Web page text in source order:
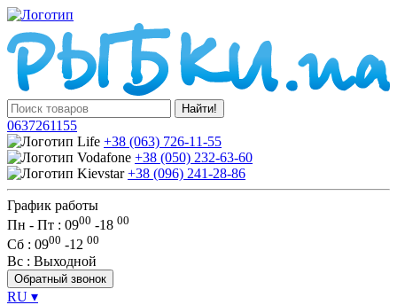
Найти!
0637261155
+38 (063) 726-11-55
+38 (050) 232-63-60
+38 (096) 241-28-86
График работы
Пн - Пт : 0900 -18 00
Сб : 0900 -12 00
Вс : Выходной
Обратный звонок
RU ▾